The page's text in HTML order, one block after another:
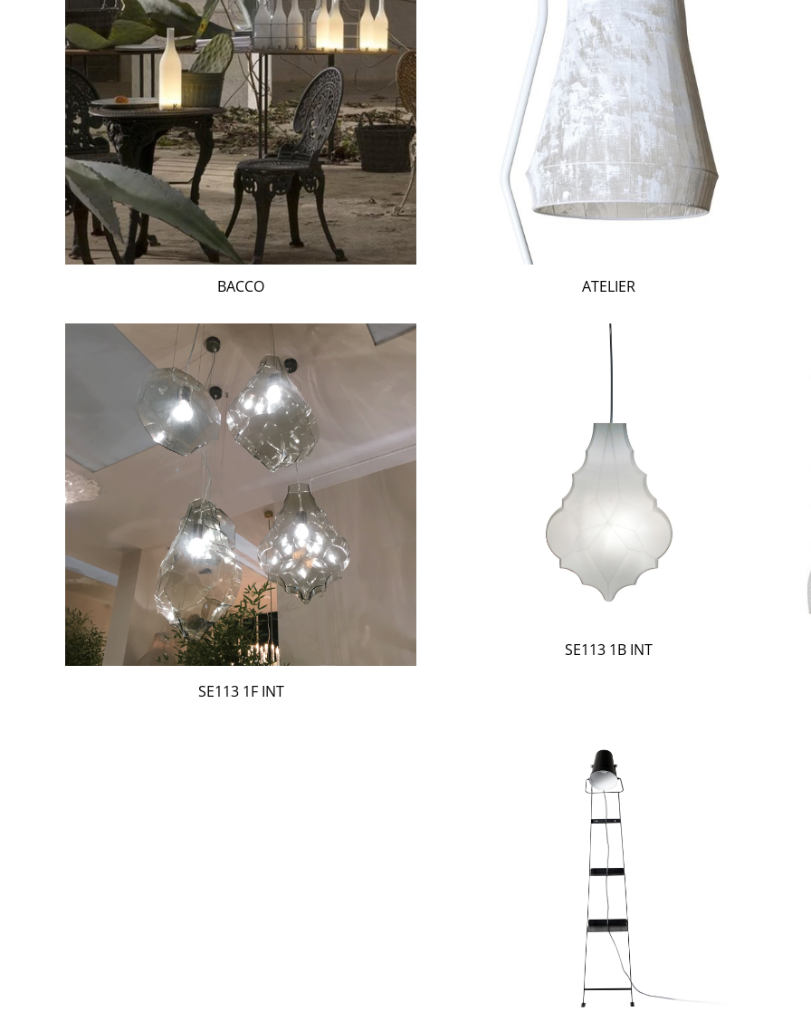
ATELIER
BACCO
SE113 1B INT
SE113 1F INT